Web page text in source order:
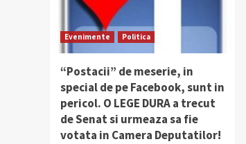
Evenimente Politica
“Postacii” de meserie, in
special de pe Facebook, sunt in
pericol. O LEGE DURA a trecut
de Senat si urmeaza sa fie
votata in Camera Deputatilor!